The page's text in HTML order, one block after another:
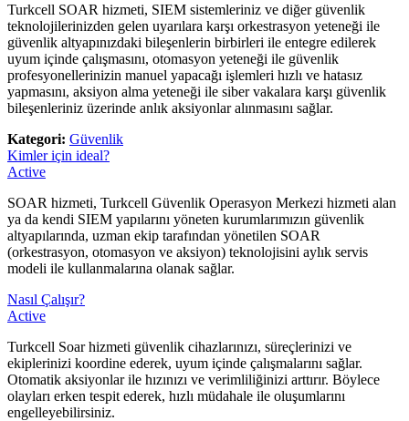
Turkcell SOAR hizmeti, SIEM sistemleriniz ve diğer güvenlik
teknolojilerinizden gelen uyarılara karşı orkestrasyon yeteneği ile
güvenlik altyapınızdaki bileşenlerin birbirleri ile entegre edilerek
uyum içinde çalışmasını, otomasyon yeteneği ile güvenlik
profesyonellerinizin manuel yapacağı işlemleri hızlı ve hatasız
yapmasını, aksiyon alma yeteneği ile siber vakalara karşı güvenlik
bileşenleriniz üzerinde anlık aksiyonlar alınmasını sağlar.
Kategori: Güvenlik
Kimler için ideal?
Active
​SOAR hizmeti, Turkcell Güvenlik Operasyon Merkezi hizmeti alan
ya da kendi SIEM yapılarını yöneten kurumlarımızın güvenlik
altyapılarında, uzman ekip tarafından yönetilen SOAR
(orkestrasyon, otomasyon ve aksiyon) teknolojisini aylık servis
modeli ile kullanmalarına olanak sağlar.
Nasıl Çalışır?
Active
​Turkcell Soar hizmeti güvenlik cihazlarınızı, süreçlerinizi ve
ekiplerinizi koordine ederek, uyum içinde çalışmalarını sağlar.
Otomatik aksiyonlar ile hızınızı ve verimliliğinizi arttırır. Böylece
olayları erken tespit ederek, hızlı müdahale ile oluşumlarını
engelleyebilirsiniz.